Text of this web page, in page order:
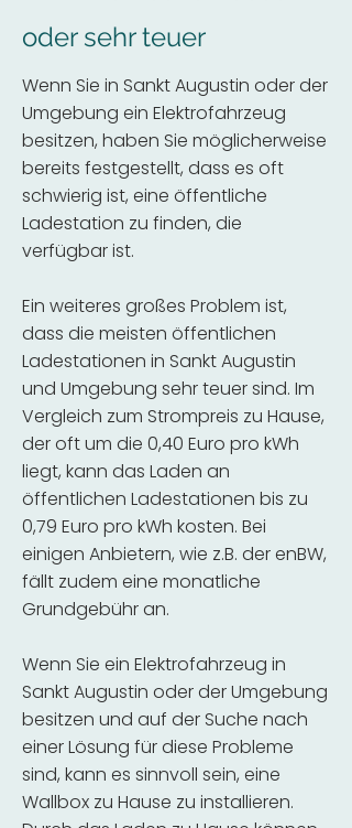
oder sehr teuer
Wenn Sie in Sankt Augustin oder der
Umgebung ein Elektrofahrzeug
besitzen, haben Sie möglicherweise
bereits festgestellt, dass es oft
schwierig ist, eine öffentliche
Ladestation zu finden, die
verfügbar ist.
Ein weiteres großes Problem ist,
dass die meisten öffentlichen
Ladestationen in Sankt Augustin
und Umgebung sehr teuer sind. Im
Vergleich zum Strompreis zu Hause,
der oft um die 0,40 Euro pro kWh
liegt, kann das Laden an
öffentlichen Ladestationen bis zu
0,79 Euro pro kWh kosten. Bei
einigen Anbietern, wie z.B. der enBW,
fällt zudem eine monatliche
Grundgebühr an.
Wenn Sie ein Elektrofahrzeug in
Sankt Augustin oder der Umgebung
besitzen und auf der Suche nach
einer Lösung für diese Probleme
sind, kann es sinnvoll sein, eine
Wallbox zu Hause zu installieren.